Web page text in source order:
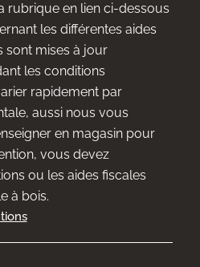
rubrique en lien ci-dessous
les différentes aides
sont mises à jour
les conditions
rapidement par
aussi nous vous
en magasin pour
vous devez
ou les aides fiscales
à bois.